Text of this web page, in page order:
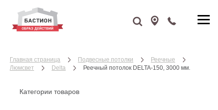
Главная страница Подвесные потолки
Реечные
Люмсвет
Delta Реечный потолок DELTA-150, 3000 мм.
Категории товаров